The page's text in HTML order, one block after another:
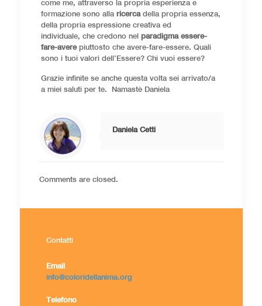
come me, attraverso la propria esperienza e
formazione sono alla ricerca della propria essenza,
della propria espressione creativa ed
individuale, che credono nel paradigma essere-
fare-averepiuttosto che avere-fare-essere. Quali
sono i tuoi valori dell’Essere? Chi vuoi essere?
Grazie infinite se anche questa volta sei arrivato/a
a miei saluti per te. Namastè Daniela
Daniela Cetti
Comments are closed.
Contatti
Email
info@coloridellanima.org
Telefono